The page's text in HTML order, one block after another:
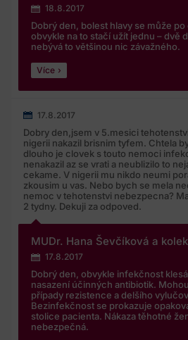
18.8.2017
Dobrý den, bolest hlavy se může
obvykle na to stačí užít jednu – dvě
nebývá to většinou nic závažného.
Více
17.8.2017
Dobry den,jsem v 5.mesici
nigerii nakazil brisnim tyfem. Chtela
dlouho je clovek s touto nemoci
nenakazil az se vrati a neublizilo to
cekame. V nigerii mu nikdo neumi
zkousim u vas. Nebo bych se mela
nemoc v tehotenstvi nebezpecna?
2 tydny. Dekuji za odpoved.
MUDr. Hana Ševčíková a
17.8.2017
Dobrý den, obvykle infekčnost
nasazení účinných antibiotik.
případy rezistence a delšího
Bezinfekčnost se prokazuje
stolice pacienta. Nákaza těhotné
nebezpečná.